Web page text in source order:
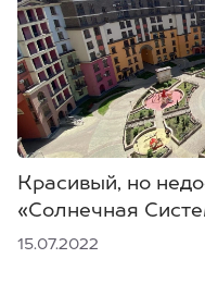
Красивый, но
«Солнечная
15.07.2022